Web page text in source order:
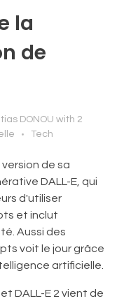
la
de
DONOU with 2
Tech
de sa
DALL-E, qui
d'utiliser
et inclut
Aussi des
voit le jour grâce
artificielle.
DALL-E 2 vient de